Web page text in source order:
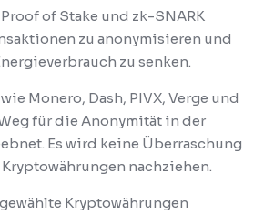
of Stake und zk-SNARK
zu anonymisieren und
zu senken.
Monero, Dash, PIVX, Verge und
für die Anonymität in der
Es wird keine Überraschung
nachziehen.
Kryptowährungen